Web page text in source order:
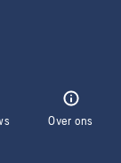
Over ons